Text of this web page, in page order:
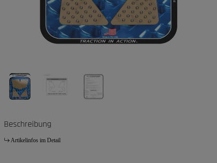
Beschreibung
Artikelinfos im Detail